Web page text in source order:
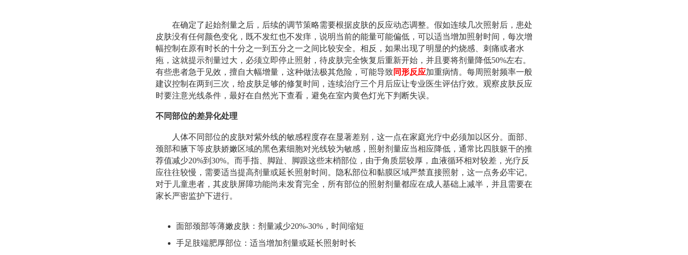
在确定了起始剂量之后，后续的调节策略需要根据皮肤的反应动态调整。假如连续几次照射后，患处
皮肤没有任何颜色变化，既不发红也不发痒，说明当前的能量可能偏低，可以适当增加照射时间，每次增
幅控制在原有时长的十分之一到五分之一之间比较安全。相反，如果出现了明显的灼烧感、刺痛或者水
疱，这就提示剂量过大，必须立即停止照射，待皮肤完全恢复后重新开始，并且要将剂量降低50%左右。
有些患者急于见效，擅自大幅增量，这种做法极其危险，可能导致同形反应加重病情。每周照射频率一般
建议控制在两到三次，给皮肤足够的修复时间，连续治疗三个月后应让专业医生评估疗效。观察皮肤反应
时要注意光线条件，最好在自然光下查看，避免在室内黄色灯光下判断失误。
不同部位的差异化处理
人体不同部位的皮肤对紫外线的敏感程度存在显著差别，这一点在家庭光疗中必须加以区分。面部、
颈部和腋下等皮肤娇嫩区域的黑色素细胞对光线较为敏感，照射剂量应当相应降低，通常比四肢躯干的推
荐值减少20%到30%。而手指、脚趾、脚跟这些末梢部位，由于角质层较厚，血液循环相对较差，光疗反
应往往较慢，需要适当提高剂量或延长照射时间。隐私部位和黏膜区域严禁直接照射，这一点务必牢记。
对于儿童患者，其皮肤屏障功能尚未发育完全，所有部位的照射剂量都应在成人基础上减半，并且需要在
家长严密监护下进行。
面部颈部等薄嫩皮肤：剂量减少20%-30%，时间缩短
手足肢端肥厚部位：适当增加剂量或延长照射时长